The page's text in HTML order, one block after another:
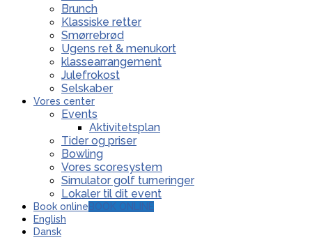
Brunch
Klassiske retter
Smørrebrød
Ugens ret & menukort
klassearrangement
Julefrokost
Selskaber
Vores center
Events
Aktivitetsplan
Tider og priser
Bowling
Vores scoresystem
Simulator golf turneringer
Lokaler til dit event
Book onlineBOOK ONLINE
English
Dansk